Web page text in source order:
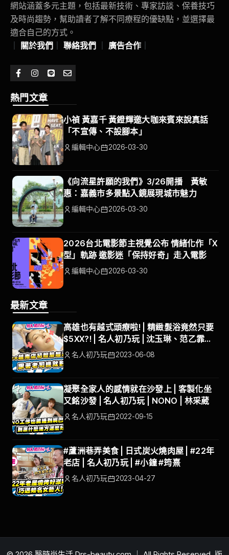
網站涵蓋多元主題，包括最新技術、專家訪談、保養技巧
及時尚趨勢，幫助讀者了解不同療程的優缺點，並選擇最
適合自己的方式。
關於我們 聯絡我們 廣告合作
熱門文章
小禎 黃嘉千 黃鐙輝邀大咖來賓來說真話
「不宣傳、不設腳本」
編輯中心 2026-03-30
《向流星許願的我們》3/26開播 黃敏
惠：嘉義市多景點入鏡展現城市魅力
編輯中心 2026-03-30
2026台北電影節主視覺公布 情緒化作「X
型」軌跡 邀影迷「保持好奇」走入電影
編輯中心 2026-03-30
最新文章
高雄也有越式頭療啦! | 精緻髮浴竟然只要
$5XX?! | 名人初乃玩 | 沈玉琳、范乙霏
ALBEE | #默 越式頭療會館
名人初乃玩 2023-06-08
凝聚全家人的感情就在沙發上 | 客製化坐
又銘沙發 | 名人初乃玩 | NONO | 林采葳
名人初乃玩 2022-09-15
#蘆洲巷弄美食 | 日式炭火燒肉屋 | #22年
老店 | 名人初乃玩 | #小鐘 #筠熹
名人初乃玩 2023-04-27